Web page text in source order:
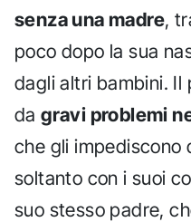
senza una madre,
poco dopo la sua
dagli altri bambini.
dagravi problemi
che gli impediscono
soltanto con i suoi
suo stesso padre,